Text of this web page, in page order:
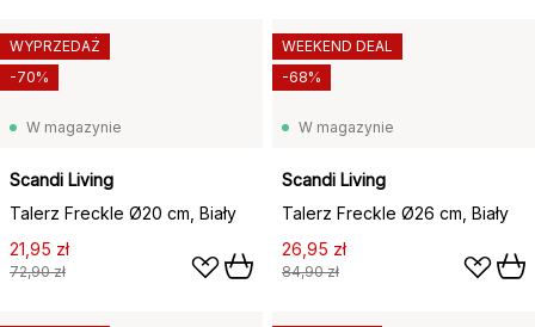
W magazynie
Scandi Living
Talerz Freckle Ø20 cm, Biały
21,95 zł
72,90 zł
WYPRZEDAŻ
-70%
W magazynie
Scandi Living
Talerz Freckle Ø26 cm, Biały
26,95 zł
84,90 zł
WEEKEND DEAL
-68%